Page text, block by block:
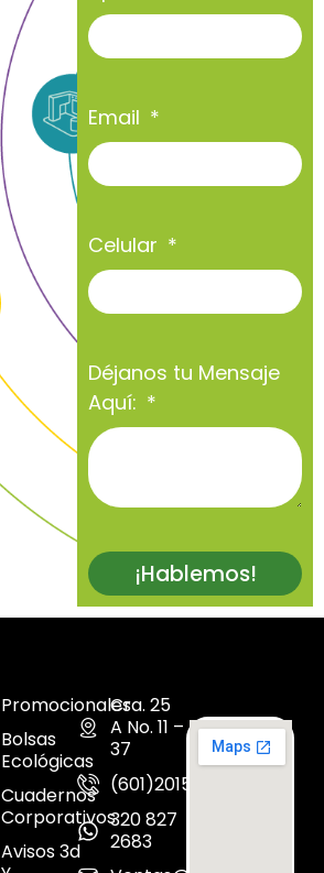
Email
Celular
Déjanos tu Mensaje
Aquí:
¡Hablemos!
Promocionales
Bolsas
Ecológicas
Cuadernos
Corporativos
Avisos 3d
Cra. 25
A No. 11 –
37
(601)2015300
320 827
2683